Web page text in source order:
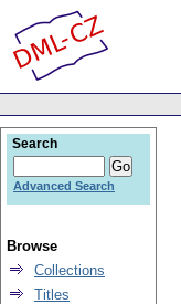
Search
Advanced Search
Browse
Collections
Titles